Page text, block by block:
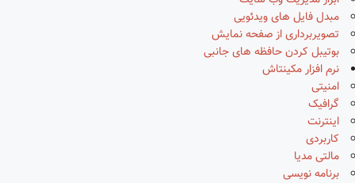
مبدل فایل های ویدئویی
تصویربرداری از صفحه نمایش
بوتیبل کردن حافظه های جانبی
نرم افزار مکینتاش
امنیتی
گرافیک
اینترنت
کاربردی
مالتی مدیا
برنامه نویسی